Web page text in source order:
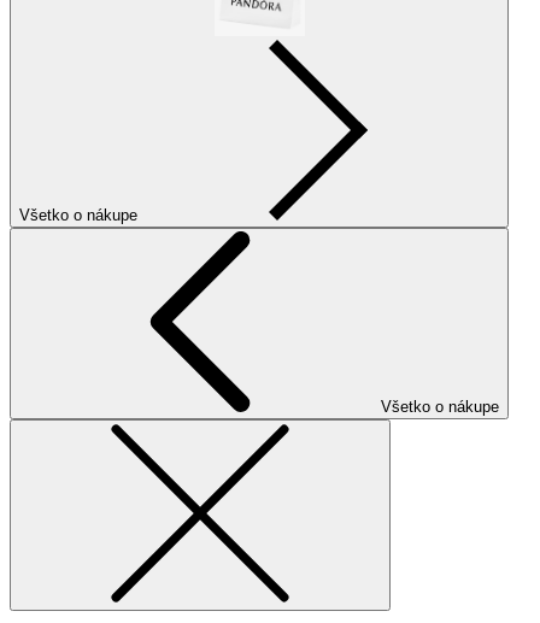
Všetko o nákupe
Všetko o nákupe